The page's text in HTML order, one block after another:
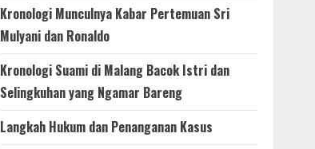
Kronologi Munculnya Kabar Pertemuan Sri
Mulyani dan Ronaldo
Kronologi Suami di Malang Bacok Istri dan
Selingkuhan yang Ngamar Bareng
Langkah Hukum dan Penanganan Kasus